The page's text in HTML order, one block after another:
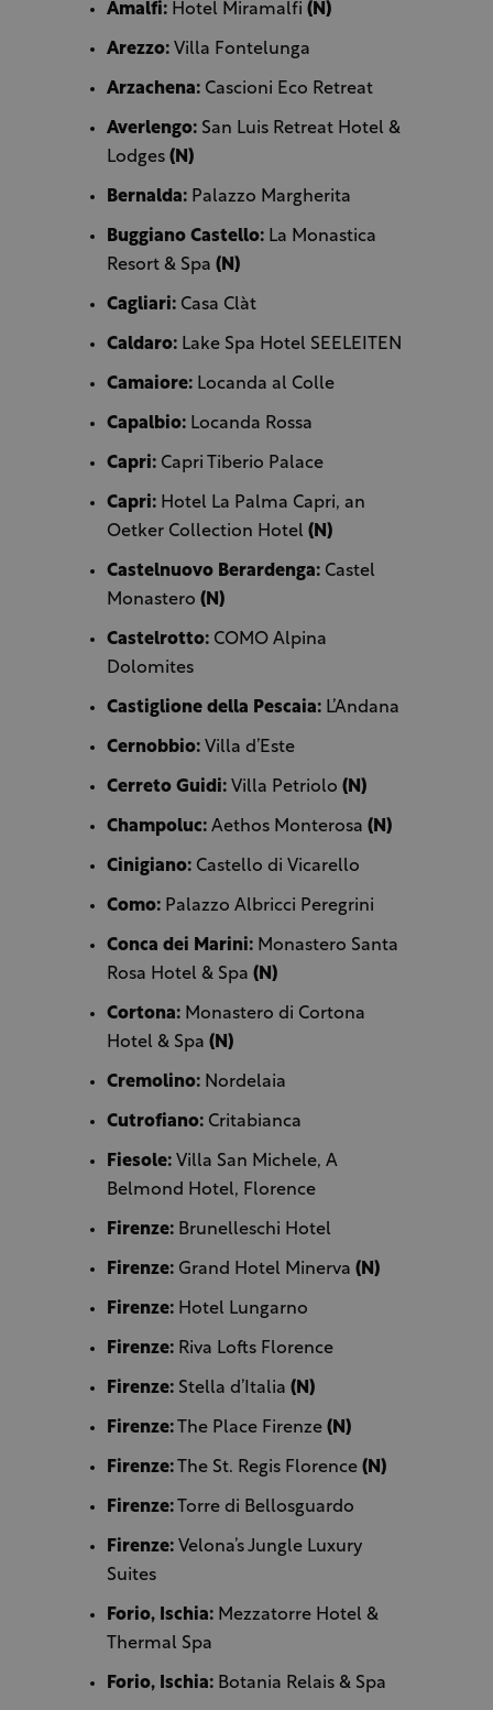
Amalfi:Hotel Miramalfi (N)
Arezzo:Villa Fontelunga
Arzachena:Cascioni Eco Retreat
Averlengo:San Luis Retreat Hotel &
Lodges (N)
Bernalda:Palazzo Margherita
Buggiano Castello:La Monastica
Resort & Spa (N)
Cagliari:Casa Clàt
Caldaro:Lake Spa Hotel SEELEITEN
Camaiore:Locanda al Colle
Capalbio:Locanda Rossa
Capri:Capri Tiberio Palace
Capri:Hotel La Palma Capri, an
Oetker Collection Hotel (N)
Castelnuovo Berardenga:Castel
Monastero (N)
Castelrotto:COMO Alpina
Dolomites
Castiglione della Pescaia:L’Andana
Cernobbio:Villa d’Este
Cerreto Guidi:Villa Petriolo (N)
Champoluc:Aethos Monterosa (N)
Cinigiano:Castello di Vicarello
Como:Palazzo Albricci Peregrini
Conca dei Marini:Monastero Santa
Rosa Hotel & Spa (N)
Cortona:Monastero di Cortona
Hotel & Spa (N)
Cremolino:Nordelaia
Cutrofiano:Critabianca
Fiesole:Villa San Michele, A
Belmond Hotel, Florence
Firenze:Brunelleschi Hotel
Firenze:Grand Hotel Minerva (N)
Firenze:Hotel Lungarno
Firenze:Riva Lofts Florence
Firenze:Stella d’Italia (N)
Firenze:The Place Firenze (N)
Firenze:The St. Regis Florence (N)
Firenze:Torre di Bellosguardo
Firenze:Velona’s Jungle Luxury
Suites
Forio, Ischia:Mezzatorre Hotel &
Thermal Spa
Forio, Ischia:Botania Relais & Spa